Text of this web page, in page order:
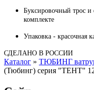
Буксировочный трос и
комплекте
Упаковка - красочная
СДЕЛАНО В РОССИИ
Каталог » ТЮБИНГ
(Тюбинг) серия "ТЕНТ"